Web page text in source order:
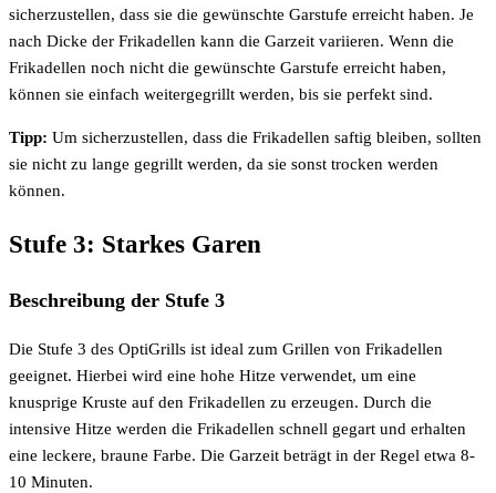
sicherzustellen, dass sie die gewünschte Garstufe erreicht haben. Je
nach Dicke der Frikadellen kann die Garzeit variieren. Wenn die
Frikadellen noch nicht die gewünschte Garstufe erreicht haben,
können sie einfach weitergegrillt werden, bis sie perfekt sind.
Tipp: Um sicherzustellen, dass die Frikadellen saftig bleiben, sollten
sie nicht zu lange gegrillt werden, da sie sonst trocken werden
können.
Stufe 3: Starkes Garen
Beschreibung der Stufe 3
Die Stufe 3 des OptiGrills ist ideal zum Grillen von Frikadellen
geeignet. Hierbei wird eine hohe Hitze verwendet, um eine
knusprige Kruste auf den Frikadellen zu erzeugen. Durch die
intensive Hitze werden die Frikadellen schnell gegart und erhalten
eine leckere, braune Farbe. Die Garzeit beträgt in der Regel etwa 8-
10 Minuten.